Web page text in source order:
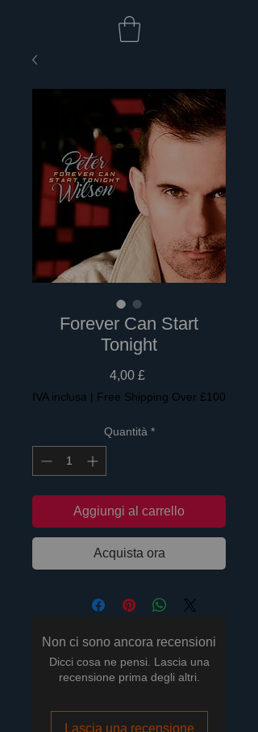
Forever Can Start
Tonight
4,00 £Prezzo
IVA inclusa | Free Shipping Over £100
Quantità *
Aggiungi al carrello
Acquista ora
Non ci sono ancora recensioni
Dicci cosa ne pensi. Lascia una
recensione prima degli altri.
Lascia una recensione